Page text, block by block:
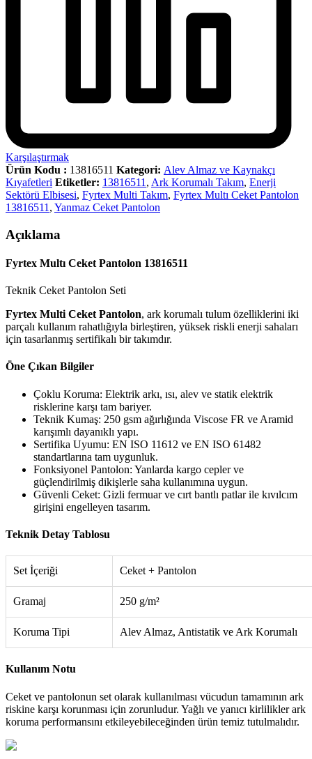
Karşılaştırmak
Ürün Kodu : 13816511 Kategori: Alev Almaz ve Kaynakçı
Kıyafetleri Etiketler: 13816511 , Ark Korumalı Takım, Enerji
Sektörü Elbisesi, Fyrtex Multi Takım, Fyrtex Multı Ceket Pantolon
13816511 , Yanmaz Ceket Pantolon
Açıklama
Fyrtex Multı Ceket Pantolon 13816511
Teknik Ceket Pantolon Seti
Fyrtex Multi Ceket Pantolon, ark korumalı tulum özelliklerini iki
parçalı kullanım rahatlığıyla birleştiren, yüksek riskli enerji sahaları
için tasarlanmış sertifikalı bir takımdır.
Öne Çıkan Bilgiler
Çoklu Koruma: Elektrik arkı, ısı, alev ve statik elektrik
risklerine karşı tam bariyer.
Teknik Kumaş: 250 gsm ağırlığında Viscose FR ve Aramid
karışımlı dayanıklı yapı.
Sertifika Uyumu: EN ISO 11612 ve EN ISO 61482
standartlarına tam uygunluk.
Fonksiyonel Pantolon: Yanlarda kargo cepler ve
güçlendirilmiş dikişlerle saha kullanımına uygun.
Güvenli Ceket: Gizli fermuar ve cırt bantlı patlar ile kıvılcım
girişini engelleyen tasarım.
Teknik Detay Tablosu
Set İçeriği Ceket + Pantolon
Gramaj 250 g/m²
Koruma Tipi Alev Almaz, Antistatik ve Ark Korumalı
Kullanım Notu
Ceket ve pantolonun set olarak kullanılması vücudun tamamının ark
riskine karşı korunması için zorunludur. Yağlı ve yanıcı kirlilikler ark
koruma performansını etkileyebileceğinden ürün temiz tutulmalıdır.